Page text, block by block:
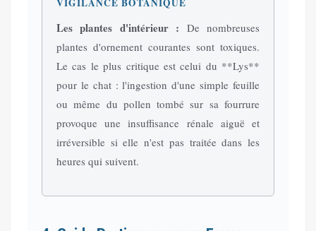
VIGILANCE BOTANIQUE
Les plantes d'intérieur : De nombreuses
plantes d'ornement courantes sont toxiques.
Le cas le plus critique est celui du **Lys**
pour le chat : l'ingestion d'une simple feuille
ou même du pollen tombé sur sa fourrure
provoque une insuffisance rénale aiguë et
irréversible si elle n'est pas traitée dans les
heures qui suivent.